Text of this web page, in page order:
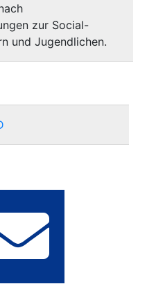
zur Social-
und Jugendlichen.